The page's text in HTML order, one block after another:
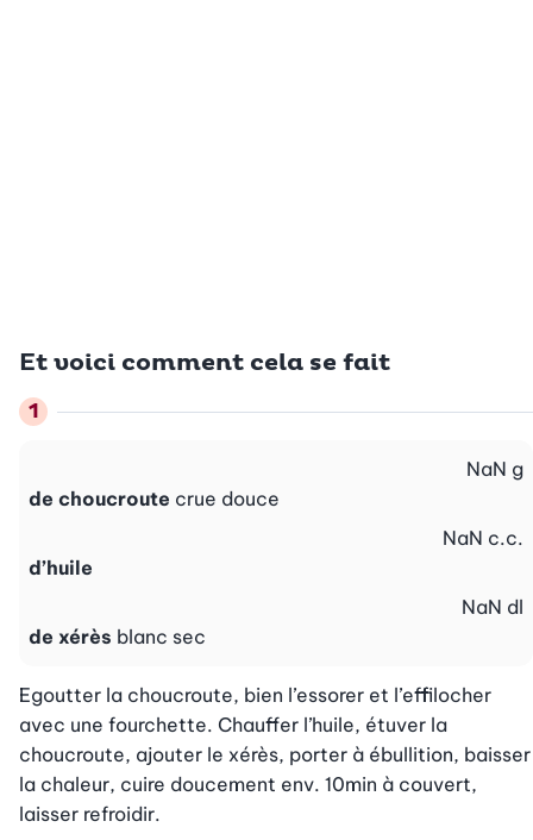
Et voici comment cela se fait
de choucroute crue douce
NaN g
d’huile
NaN c.c.
de xérès blanc sec
NaN dl
Egoutter la choucroute, bien l’essorer et l’effilocher
avec une fourchette. Chauffer l’huile, étuver la
choucroute, ajouter le xérès, porter à ébullition, baisser
la chaleur, cuire doucement env. 10min à couvert,
laisser refroidir.